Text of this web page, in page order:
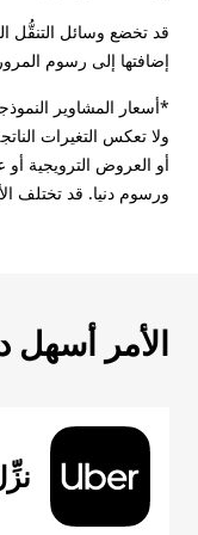
قد تخضع وسائل التنقُّل
إضافتها إلى رسوم
ولا تعكس التغيرات
أو العروض الترويجية
ورسوم دنيا. قد تختلف
الأمر أسهل